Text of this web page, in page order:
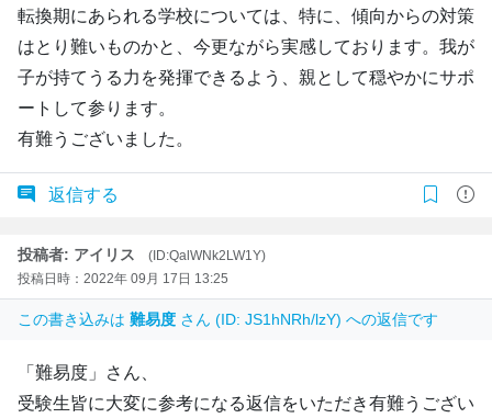
転換期にあられる学校については、特に、傾向からの対策
はとり難いものかと、今更ながら実感しております。我が
子が持てうる力を発揮できるよう、親として穏やかにサポ
ートして参ります。
有難うございました。
返信する
投稿者: アイリス
(ID:QalWNk2LW1Y)
投稿日時：2022年 09月 17日 13:25
この書き込みは 難易度 さん (ID: JS1hNRh/lzY) への返信です
「難易度」さん、
受験生皆に大変に参考になる返信をいただき有難うござい